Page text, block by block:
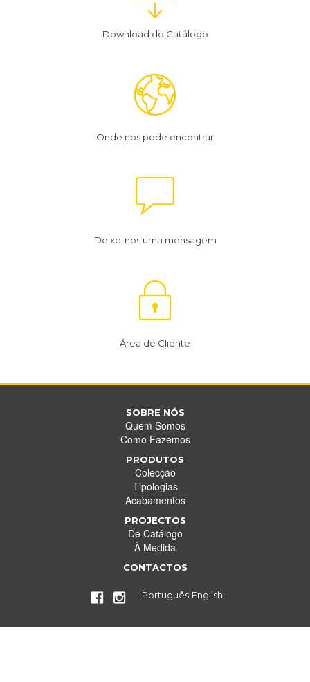
Download do Catálogo
Onde nos pode encontrar
Deixe-nos uma mensagem
Área de Cliente
SOBRE NÓS
Quem Somos
Como Fazemos
PRODUTOS
Colecção
Tipologias
Acabamentos
PROJECTOS
De Catálogo
À Medida
CONTACTOS
Português English